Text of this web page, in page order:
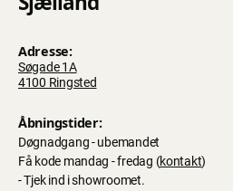
Adresse:
Søgade 1A
4100 Ringsted
Åbningstider:
Døgnadgang - ubemandet
Få kode mandag - fredag (kontakt)
- Tjek ind i showroomet.